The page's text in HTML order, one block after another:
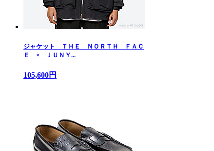
ジャケット ＴＨＥ ＮＯＲＴＨ ＦＡＣ
Ｅ × ＪＵＮＹ...
105,600円